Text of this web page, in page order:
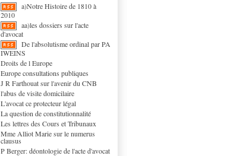
a)Notre Histoire de 1810 à
2010
aa)les dossiers sur l'acte
d'avocat
De l'absolutisme ordinal par PA
IWEINS
Droits de l Europe
Europe consultations publiques
J R Farthouat sur l'avenir du CNB
l'abus de visite domicilaire
L'avocat ce protecteur légal
La question de constitutionnalité
Les lettres des Cours et Tribunaux
Mme Alliot Marie sur le numerus
clausus
P Berger: déontologie de l'acte d'avocat